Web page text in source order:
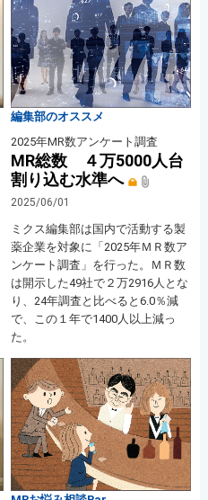
編集部のオススメ
2025年MR数アンケート調査
MR総数 ４万5000人台
割り込む水準へ
2025/06/01
ミクス編集部は国内で活動する製
薬企業を対象に「2025年ＭＲ数ア
ンケート調査」を行った。ＭＲ数
は開示した49社で２万2916人とな
り、24年調査と比べると6.0％減
で、この１年で1400人以上減っ
た。